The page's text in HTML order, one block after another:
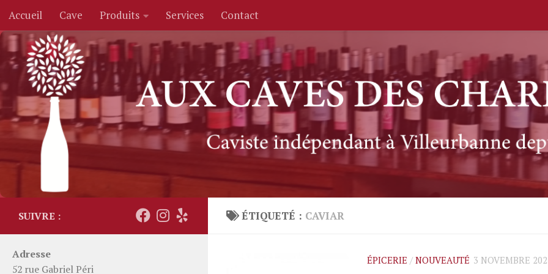
Skip to content
Accueil Cave Produits Services Contact
ÉTIQUETÉ : CAVIAR
ÉPICERIE / NOUVEAUTÉ 3 NOVEMBRE
SUIVRE :
Adresse
52 rue Gabriel Péri